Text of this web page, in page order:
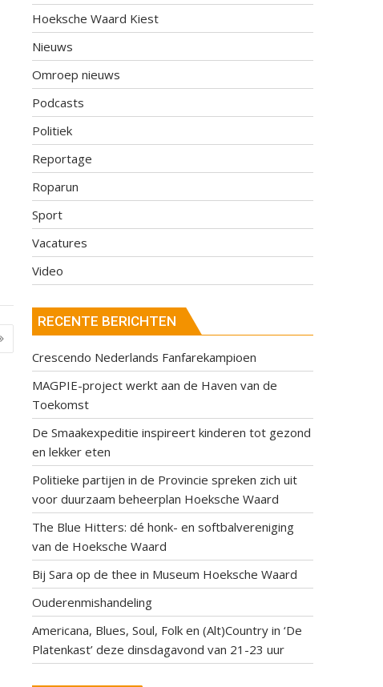
Hoeksche Waard Kiest
Nieuws
Omroep nieuws
Podcasts
Politiek
Reportage
Roparun
Sport
Vacatures
Video
RECENTE BERICHTEN
Crescendo Nederlands Fanfarekampioen
MAGPIE-project werkt aan de Haven van de
Toekomst
De Smaakexpeditie inspireert kinderen tot gezond
en lekker eten
Politieke partijen in de Provincie spreken zich uit
voor duurzaam beheerplan Hoeksche Waard
The Blue Hitters: dé honk- en softbalvereniging
van de Hoeksche Waard
Bij Sara op de thee in Museum Hoeksche Waard
Ouderenmishandeling
Americana, Blues, Soul, Folk en (Alt)Country in ‘De
Platenkast’ deze dinsdagavond van 21-23 uur